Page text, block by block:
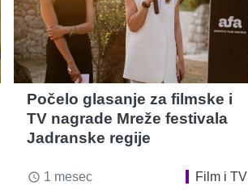
Počelo glasanje za filmske i
TV nagrade Mreže festivala
Jadranske regije
access_time 1 mesec Film i TV